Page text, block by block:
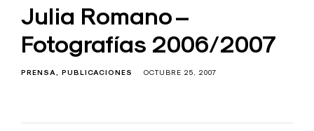
Julia Romano –
Fotografías 2006/2007
PRENSA PUBLICACIONES OCTUBRE 25, 2007